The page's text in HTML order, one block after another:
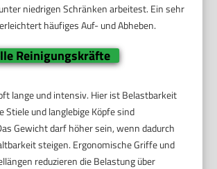
niedrigen Schränken arbeitest. Ein sehr
häufiges Auf- und Abheben.
Reinigungskräfte
lange und intensiv. Hier ist Belastbarkeit
Stiele und langlebige Köpfe sind
Gewicht darf höher sein, wenn dadurch
steigen. Ergonomische Griffe und
reduzieren die Belastung über